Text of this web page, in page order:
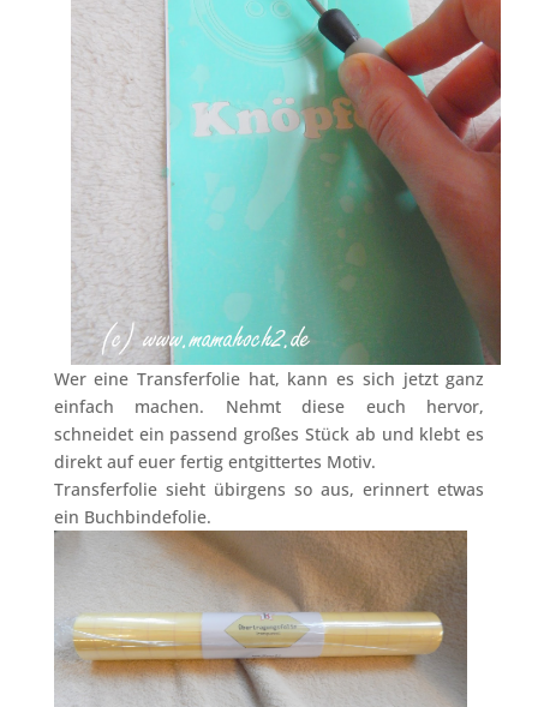
Wer eine Transferfolie hat, kann es sich jetzt ganz
einfach machen. Nehmt diese euch hervor,
schneidet ein passend großes Stück ab und klebt es
direkt auf euer fertig entgittertes Motiv.
Transferfolie sieht übirgens so aus, erinnert etwas
ein Buchbindefolie.